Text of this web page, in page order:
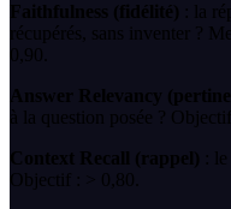
Faithfulness (fidélité) : la
récupérés, sans inventer ?
0,90.
Answer Relevancy
à la question posée ?
Context Recall (rappel) :
Objectif : > 0,80.